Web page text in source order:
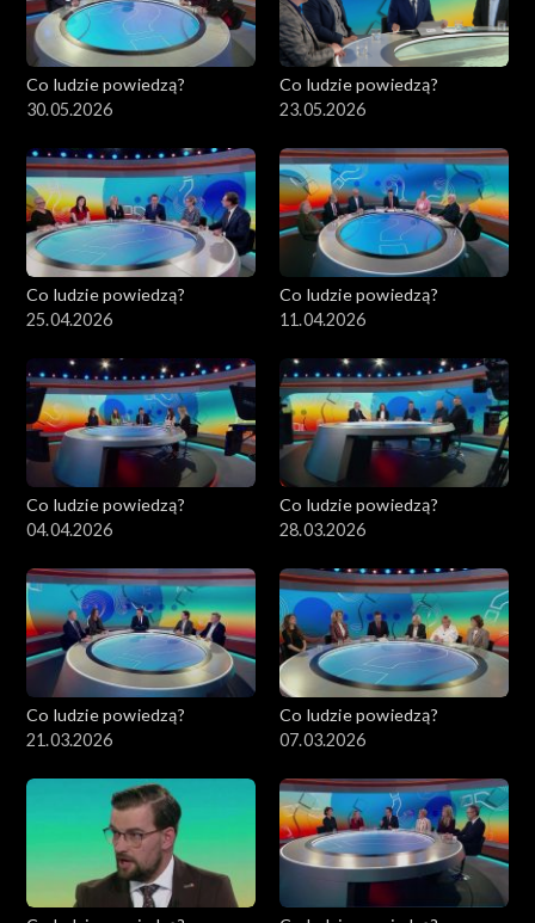
Co ludzie powiedzą?
30.05.2026
Co ludzie powiedzą?
23.05.2026
Co ludzie powiedzą?
25.04.2026
Co ludzie powiedzą?
11.04.2026
Co ludzie powiedzą?
04.04.2026
Co ludzie powiedzą?
28.03.2026
Co ludzie powiedzą?
21.03.2026
Co ludzie powiedzą?
07.03.2026